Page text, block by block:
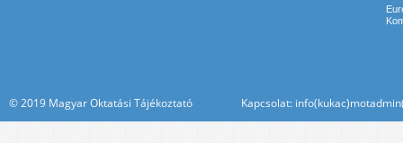
© 2019 Magyar Oktatási Tájékoztató Kapcsolat: